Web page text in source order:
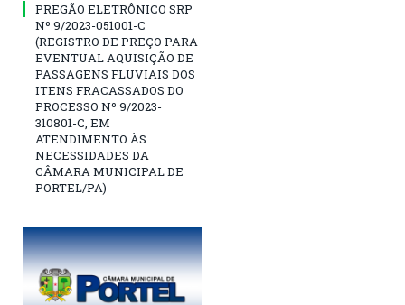
PREGÃO ELETRÔNICO SRP
Nº 9/2023-051001-C
(REGISTRO DE PREÇO PARA
EVENTUAL AQUISIÇÃO DE
PASSAGENS FLUVIAIS DOS
ITENS FRACASSADOS DO
PROCESSO Nº 9/2023-
310801-C, EM
ATENDIMENTO ÀS
NECESSIDADES DA
CÂMARA MUNICIPAL DE
PORTEL/PA)